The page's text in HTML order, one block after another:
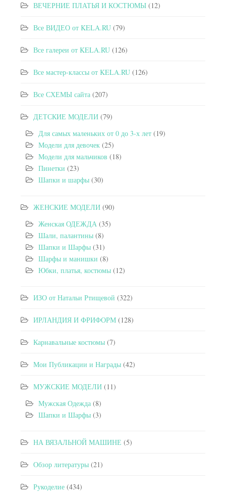
ВЕЧЕРНИЕ ПЛАТЬЯ И КОСТЮМЫ (12)
Все ВИДЕО от KELA.RU (79)
Все галереи от KELA.RU (126)
Все мастер-классы от KELA.RU (126)
Все СХЕМЫ сайта (207)
ДЕТСКИЕ МОДЕЛИ (79)
Для самых маленьких от 0 до 3-х лет (19)
Модели для девочек (25)
Модели для мальчиков (18)
Пинетки (23)
Шапки и шарфы (30)
ЖЕНСКИЕ МОДЕЛИ (90)
Женская ОДЕЖДА (35)
Шали, палантины (8)
Шапки и Шарфы (31)
Шарфы и манишки (8)
Юбки, платья, костюмы (12)
ИЗО от Натальи Ртищевой (322)
ИРЛАНДИЯ И ФРИФОРМ (128)
Карнавальные костюмы (7)
Мои Публикации и Награды (42)
МУЖСКИЕ МОДЕЛИ (11)
Мужская Одежда (8)
Шапки и Шарфы (3)
НА ВЯЗАЛЬНОЙ МАШИНЕ (5)
Обзор литературы (21)
Рукоделие (434)